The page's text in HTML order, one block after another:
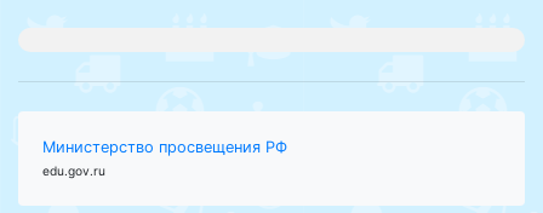
Министерство просвещения РФ
edu.gov.ru